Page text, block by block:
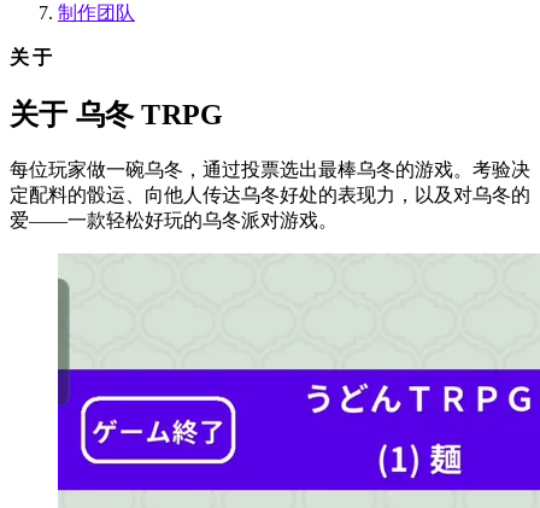
制作团队
关于
关于 乌冬 TRPG
每位玩家做一碗乌冬，通过投票选出最棒乌冬的游戏。考验决
定配料的骰运、向他人传达乌冬好处的表现力，以及对乌冬的
爱——一款轻松好玩的乌冬派对游戏。